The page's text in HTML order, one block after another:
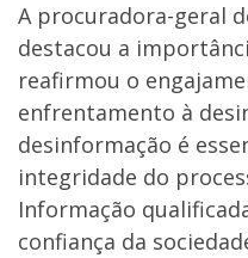
A procuradora-geral
destacou a
reafirmou o
enfrentamento à
desinformação é
integridade do
Informação
confiança da